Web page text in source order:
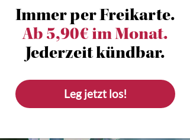
Immer per Freikarte.
Ab 5,90€ im Monat.
Jederzeit kündbar.
Leg jetzt los!